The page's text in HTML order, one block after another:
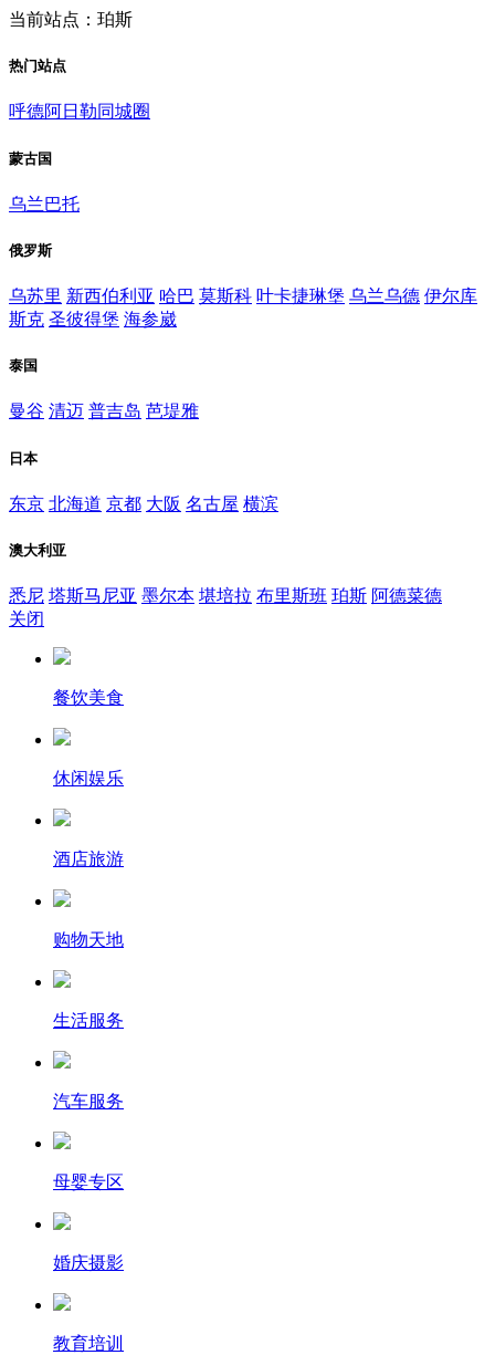
当前站点：珀斯
热门站点
呼德阿日勒同城圈
蒙古国
乌兰巴托
俄罗斯
乌苏里 新西伯利亚 哈巴 莫斯科 叶卡捷琳堡 乌兰乌德 伊尔库
斯克 圣彼得堡 海参崴
泰国
曼谷 清迈 普吉岛 芭堤雅
日本
东京 北海道 京都 大阪 名古屋 横滨
澳大利亚
悉尼 塔斯马尼亚 墨尔本 堪培拉 布里斯班 珀斯 阿德菜德
关闭
餐饮美食
休闲娱乐
酒店旅游
购物天地
生活服务
汽车服务
母婴专区
婚庆摄影
教育培训